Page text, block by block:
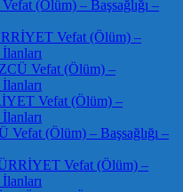
(Ölüm) – Başsağlığı –
Vefat (Ölüm) –
Vefat (Ölüm) –
Vefat (Ölüm) –
Vefat (Ölüm) – Başsağlığı –
Vefat (Ölüm) –